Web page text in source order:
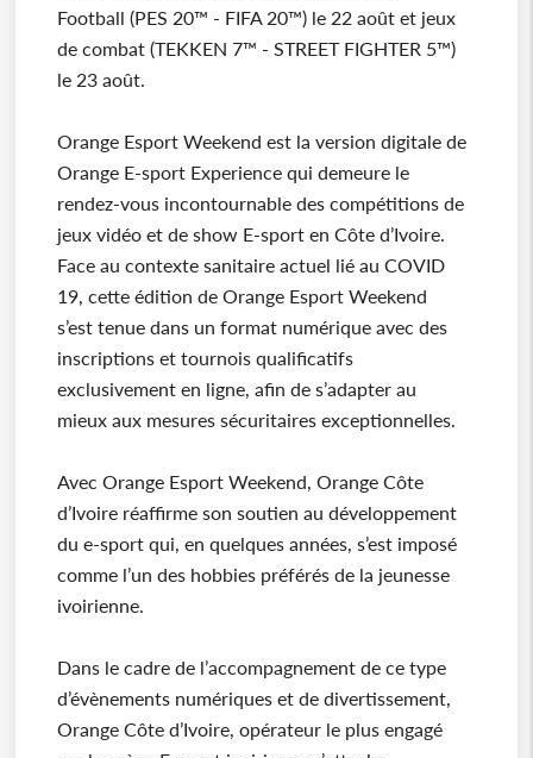
Football (PES 20™ - FIFA 20™) le 22 août et jeux
de combat (TEKKEN 7™ - STREET FIGHTER 5™)
le 23 août.
Orange Esport Weekend est la version digitale de
Orange E-sport Experience qui demeure le
rendez-vous incontournable des compétitions de
jeux vidéo et de show E-sport en Côte d’Ivoire.
Face au contexte sanitaire actuel lié au COVID
19, cette édition de Orange Esport Weekend
s’est tenue dans un format numérique avec des
inscriptions et tournois qualificatifs
exclusivement en ligne, afin de s’adapter au
mieux aux mesures sécuritaires exceptionnelles.
Avec Orange Esport Weekend, Orange Côte
d’Ivoire réaffirme son soutien au développement
du e-sport qui, en quelques années, s’est imposé
comme l’un des hobbies préférés de la jeunesse
ivoirienne.
Dans le cadre de l’accompagnement de ce type
d’évènements numériques et de divertissement,
Orange Côte d’Ivoire, opérateur le plus engagé